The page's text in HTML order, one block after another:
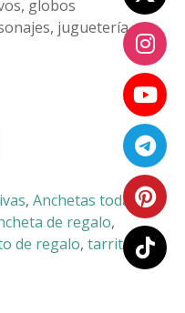
globos
juguetería
, Anchetas toda
de regalo,
de regalo, tarrito de